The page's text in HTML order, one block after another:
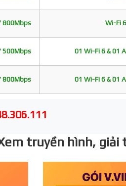
800Mbps Wi-Fi
500Mbps 01 Wi-Fi 6 & 01
800Mbps 01 Wi-Fi 6 & 01
Xem truyền hình,